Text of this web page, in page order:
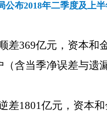
公布2018年二季度及上
差369亿元，资本
含当季净误差与遗
差1801亿元，资本